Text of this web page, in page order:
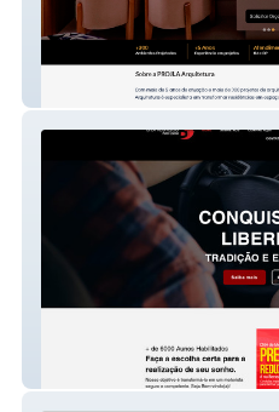
Projla Arquitetura
Benevides AutoEscola